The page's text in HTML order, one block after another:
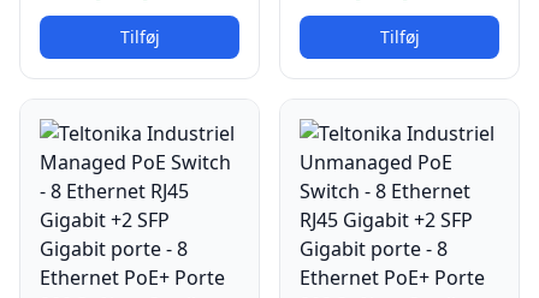
Tilføj Tilføj